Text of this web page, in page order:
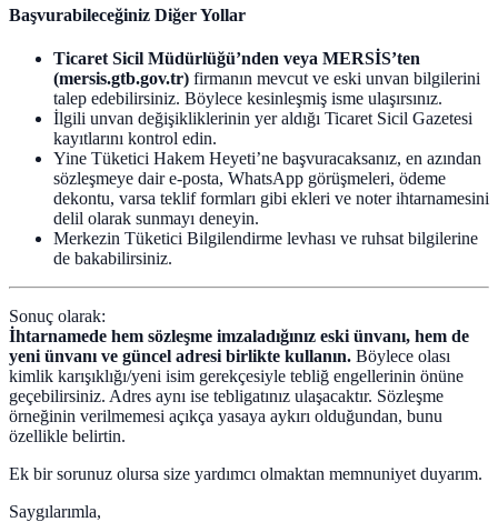
Başvurabileceğiniz Diğer Yollar
Ticaret Sicil Müdürlüğü’nden veya MERSİS’ten
(mersis.gtb.gov.tr) firmanın mevcut ve eski unvan bilgilerini
talep edebilirsiniz. Böylece kesinleşmiş isme ulaşırsınız.
İlgili unvan değişikliklerinin yer aldığı Ticaret Sicil Gazetesi
kayıtlarını kontrol edin.
Yine Tüketici Hakem Heyeti’ne başvuracaksanız, en azından
sözleşmeye dair e-posta, WhatsApp görüşmeleri, ödeme
dekontu, varsa teklif formları gibi ekleri ve noter ihtarnamesini
delil olarak sunmayı deneyin.
Merkezin Tüketici Bilgilendirme levhası ve ruhsat bilgilerine
de bakabilirsiniz.
Sonuç olarak:
İhtarnamede hem sözleşme imzaladığınız eski ünvanı, hem de
yeni ünvanı ve güncel adresi birlikte kullanın. Böylece olası
kimlik karışıklığı/yeni isim gerekçesiyle tebliğ engellerinin önüne
geçebilirsiniz. Adres aynı ise tebligatınız ulaşacaktır. Sözleşme
örneğinin verilmemesi açıkça yasaya aykırı olduğundan, bunu
özellikle belirtin.
Ek bir sorunuz olursa size yardımcı olmaktan memnuniyet duyarım.
Saygılarımla,